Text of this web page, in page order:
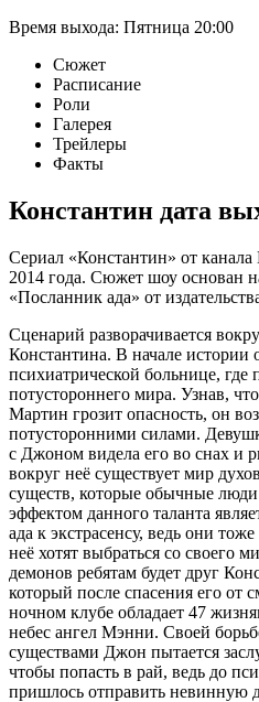
Время выхода: Пятница 20:00
Сюжет
Расписание
Роли
Галерея
Трейлеры
Факты
Константин дата
Сериал «Константин» от канала
2014 года. Сюжет шоу основан
«Посланник ада» от
Сценарий разворачивается
Константина. В начале истории
психиатрической больнице, где
потустороннего мира. Узнав,
Мартин грозит опасность, он
потусторонними силами.
с Джоном видела его во снах и
вокруг неё существует мир
существ, которые обычные
эффектом данного таланта
ада к экстрасенсу, ведь они
неё хотят выбраться со своего
демонов ребятам будет друг
который после спасения его от
ночном клубе обладает 47
небес ангел Мэнни. Своей
существами Джон пытается
чтобы попасть в рай, ведь до
пришлось отправить невинную